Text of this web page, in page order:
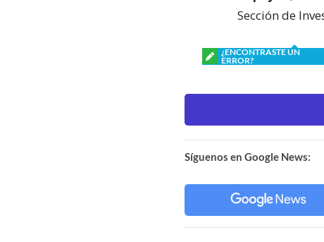
Sección de
¿ENCONTRASTE UN
ERROR?
Síguenos en Google News: